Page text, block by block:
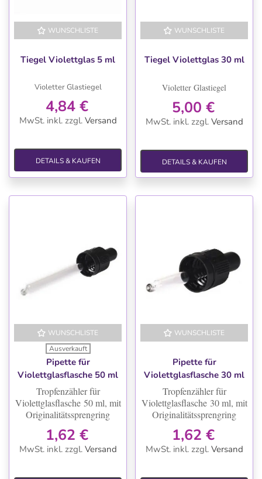
WUNSCHLISTE
Tiegel Violettglas 5 ml
Violetter Glastiegel
4,84 €
MwSt. inkl. zzgl. Versand
DETAILS & KAUFEN
WUNSCHLISTE
Tiegel Violettglas 30 ml
Violetter Glastiegel
5,00 €
MwSt. inkl. zzgl. Versand
DETAILS & KAUFEN
WUNSCHLISTE
Ausverkauft
Pipette für
Violettglasflasche 50 ml
Tropfenzähler für
Violettglasflasche50 ml, mit
Originalitätssprengring
1,62 €
MwSt. inkl. zzgl. Versand
WUNSCHLISTE
Pipette für
Violettglasflasche 30 ml
Tropfenzähler für
Violettglasflasche30 ml, mit
Originalitätssprengring
1,62 €
MwSt. inkl. zzgl. Versand